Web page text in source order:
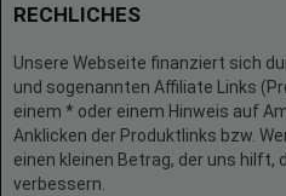
RECHLICHES
Unsere Webseite finanziert sich
und sogenannten Affiliate Links
einem * oder einem Hinweis auf
Anklicken der Produktlinks bzw.
einen kleinen Betrag, der uns hilft,
verbessern.